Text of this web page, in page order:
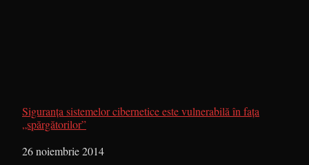
Siguranța sistemelor cibernetice este vulnerabilă în fața
„spărgătorilor”
Dată
26 noiembrie 2014